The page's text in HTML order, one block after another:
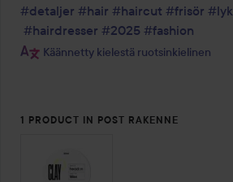
#detaljer #hair #haircut #frisör
#hairdresser #2025 #fashion
Käännetty kielestä ruotsinkielinen
1 PRODUCT IN POST RAKENNE